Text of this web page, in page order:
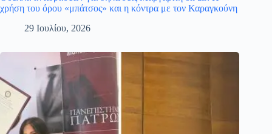
χρήση του όρου «μπάτσος» και η κόντρα με τον Καραγκούνη
29 Ιουλίου, 2026